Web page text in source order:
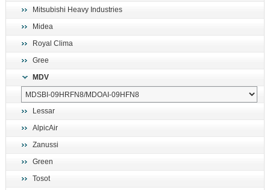
Mitsubishi Heavy Industries
Midea
Royal Clima
Gree
MDV
Lessar
AlpicAir
Zanussi
Green
Tosot